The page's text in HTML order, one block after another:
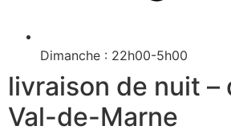
Dimanche : 22h00-5h00
livraison de nuit –
Val-de-Marne